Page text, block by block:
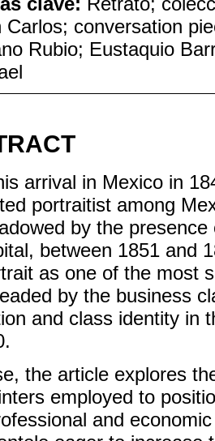
Carlos; conversation
Rubio; Eustaquio
arrival in Mexico in
portraitist among
by the
between 1851 and
as one of the most
by the business
and class identity in
the article explores
employed to
and